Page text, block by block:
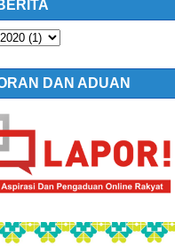
DAN ADUAN